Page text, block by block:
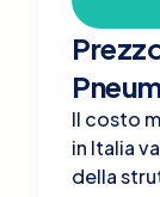
Il costo
in Italia
della